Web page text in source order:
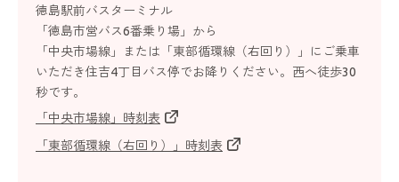
徳島駅前バスターミナル
「徳島市営バス6番乗り場」から
「中央市場線」または「東部循環線（右回り）」にご乗車
いただき住吉4丁目バス停でお降りください。 西へ徒歩30
秒です。
「中央市場線」時刻表
「東部循環線（右回り）」時刻表